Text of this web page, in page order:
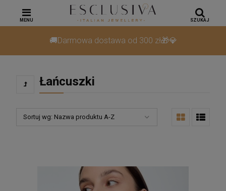
🚚Darmowa dostawa od 300 zł🎁💎
MENU SZUKAJ
Łańcuszki
Sortuj wg: Nazwa produktu A-Z